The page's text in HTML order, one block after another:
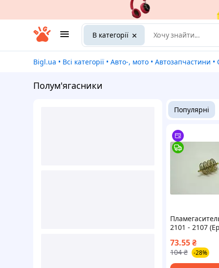
В категорії
Bigl.ua • Всі категорії • Авто-, мото • Автозапчастини •
Полум'ягасники
Популярні
2101 - 2107
73.55₴
104 ₴ -28%